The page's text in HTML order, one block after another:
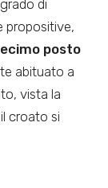
di
propositive,
posto
abituato a
vista la
croato si